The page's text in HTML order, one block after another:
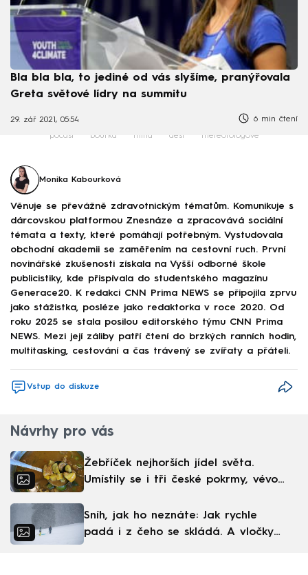
Bla bla bla, to jediné od vás slyšíme, pranýřovala
Greta světové lídry na summitu
29. zář 2021, 05:54 6 min čtení
počasí bouřka mlha déšť meteorologové
Monika Kabourková
Věnuje se převážně zdravotnickým tématům. Komunikuje s
dárcovskou platformou Znesnáze a zpracovává sociální
témata a texty, které pomáhají potřebným. Vystudovala
obchodní akademii se zaměřením na cestovní ruch. První
novinářské zkušenosti získala na Vyšší odborné škole
publicistiky, kde přispívala do studentského magazínu
Generace20. K redakci CNN Prima NEWS se připojila zprvu
jako stážistka, posléze jako redaktorka v roce 2020. Od
roku 2025 se stala posilou editorského týmu CNN Prima
NEWS. Mezi její záliby patří čtení do brzkých ranních hodin,
multitasking, cestování a čas trávený se zvířaty a přáteli.
Vstup do diskuze
Návrhy pro vás
Žebříček nejhorších jídel světa.
Umístily se i tři české pokrmy, vévodí
Sníh, jak ho neznáte: Jak rychle
padá i z čeho se skládá. A vločky